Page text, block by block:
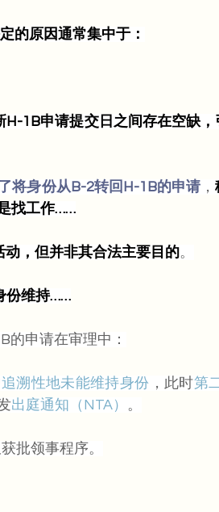
的原因通常集中于：
H-1B申请提交日之间存在空缺
将身份从B-2转回H-1B的申请 ，
找工作……
，但并非其合法主要目的。
份维持……
的申请在审理中：
追溯性地未能维持身份 ，此时第
出庭通知（NTA） 。
批领事程序。